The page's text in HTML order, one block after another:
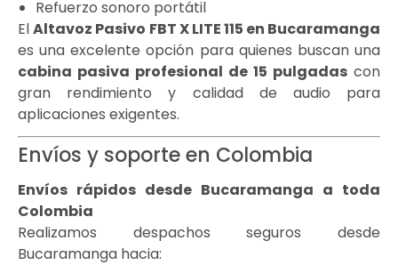
Refuerzo sonoro portátil
ElAltavoz Pasivo FBT X LITE 115 en Bucaramanga
es una excelente opción para quienes buscan una
cabina pasiva profesional de 15 pulgadas con
gran rendimiento y calidad de audio para
aplicaciones exigentes.
Envíos y soporte en Colombia
Envíos rápidos desde Bucaramanga a toda
Colombia
Realizamos despachos seguros desde
Bucaramanga hacia: